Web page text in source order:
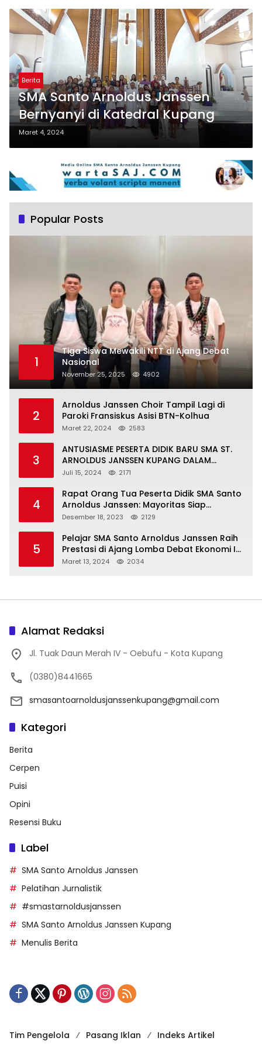
Berita
SMA Santo Arnoldus Janssen
Bernyanyi di Katedral Kupang
Maret 4, 2024
Popular Posts
1
Tiga Siswa Mewakili NTT di Ajang Debat
Nasional
November 25, 2025 4902
2
Arnoldus Janssen Choir Tampil Lagi di
Paroki Fransiskus Asisi BTN-Kolhua
Maret 22, 2024 2583
3
ANTUSIASME PESERTA DIDIK BARU SMA ST.
ARNOLDUS JANSSEN KUPANG DALAM
MENGIKUTI MPLS HARI PERTAMA
Juli 15, 2024 2171
4
Rapat Orang Tua Peserta Didik SMA Santo
Arnoldus Janssen: Mayoritas Siap
Mendukung Komite Sekolah
Desember 18, 2023 2129
5
Pelajar SMA Santo Arnoldus Janssen Raih
Prestasi di Ajang Lomba Debat Ekonomi IV,
Gelar Best Speaker Diraih Viantri Azi
Maret 13, 2024 2034
Alamat Redaksi
Jl. Tuak Daun Merah IV - Oebufu - Kota Kupang
(0380)8441665
smasantoarnoldusjanssenkupang@gmail.com
Kategori
Berita
Cerpen
Puisi
Opini
Resensi Buku
Label
SMA Santo Arnoldus Janssen
Pelatihan Jurnalistik
#smastarnoldusjanssen
SMA Santo Arnoldus Janssen Kupang
Menulis Berita
Tim Pengelola Pasang Iklan Indeks Artikel